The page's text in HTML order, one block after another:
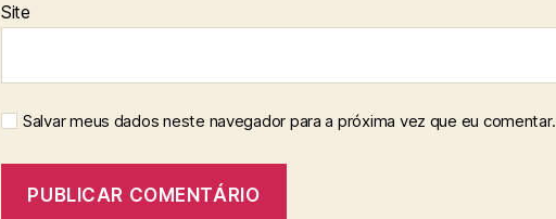
Site
Salvar meus dados neste navegador para a próxima vez que eu comentar.